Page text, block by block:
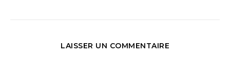
LAISSER UN COMMENTAIRE